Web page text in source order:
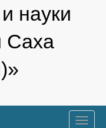
науки
Саха
trk